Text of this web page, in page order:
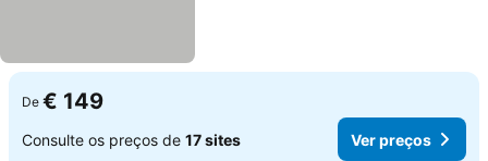
De € 149
Consulte os preços de 17 sites Ver preços